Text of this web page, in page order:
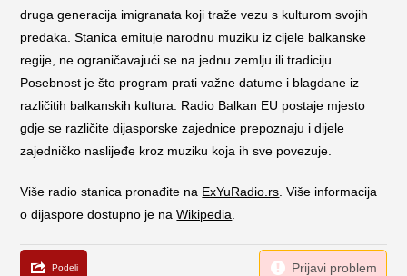
druga generacija imigranata koji traže vezu s kulturom svojih
predaka. Stanica emituje narodnu muziku iz cijele balkanske
regije, ne ograničavajući se na jednu zemlju ili tradiciju.
Posebnost je što program prati važne datume i blagdane iz
različitih balkanskih kultura. Radio Balkan EU postaje mjesto
gdje se različite dijasporske zajednice prepoznaju i dijele
zajedničko naslijeđe kroz muziku koja ih sve povezuje.
Više radio stanica pronađite na ExYuRadio.rs . Više informacija
o dijaspore dostupno je naWikipedia